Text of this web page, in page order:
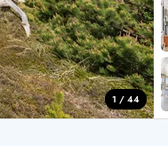
1 / 44